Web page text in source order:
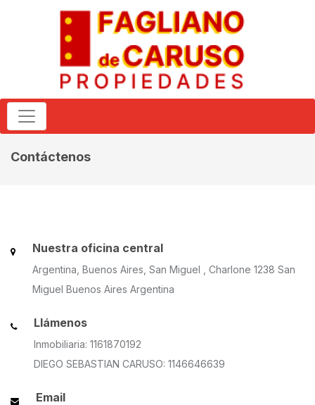
Contáctenos
Nuestra oficina central
Argentina, Buenos Aires, San Miguel , Charlone 1238 San
Miguel Buenos Aires Argentina
Llámenos
Inmobiliaria: 1161870192
DIEGO SEBASTIAN CARUSO: 1146646639
Email